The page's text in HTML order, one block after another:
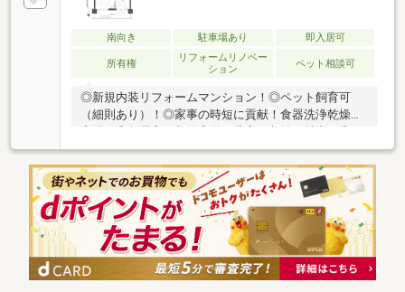
南向き 駐車場あり 即入居可
所有権
リフォームリノベー
ション
ペット相談可
◎新規内装リフォームマンション！◎ペット飼育可
（細則あり）！◎家事の時短に貢献！食器洗浄乾燥機
家族の様子を見ながら料理ができる対面式カウンター
キッチン！【リフォーム内容】・システムキッチン交
換・ユニットバス交換・洗面化粧台交換・トイレ交
換・専有部内配管更新・床材、クロス全室、建具交
換・ハウスクリーニングなど